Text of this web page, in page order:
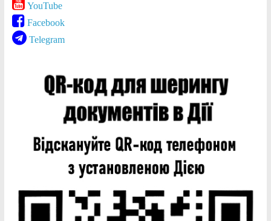
YouTube
Facebook
Telegram